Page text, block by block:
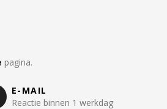
pagina.
E-MAIL
Reactie binnen 1 werkdag